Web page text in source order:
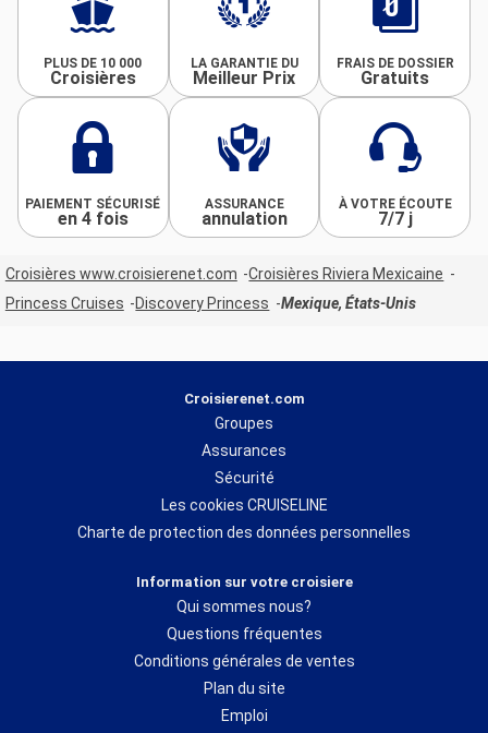
PLUS DE 10 000
Croisières
LA GARANTIE DU
Meilleur Prix
FRAIS DE DOSSIER
Gratuits
PAIEMENT SÉCURISÉ
en 4 fois
ASSURANCE
annulation
À VOTRE ÉCOUTE
7/7 j
Croisières www.croisierenet.com
Croisières Riviera Mexicaine
Princess Cruises
Discovery Princess Mexique, États-Unis
Croisierenet.com
Groupes
Assurances
Sécurité
Les cookies CRUISELINE
Charte de protection des données personnelles
Information sur votre croisiere
Qui sommes nous?
Questions fréquentes
Conditions générales de ventes
Plan du site
Emploi